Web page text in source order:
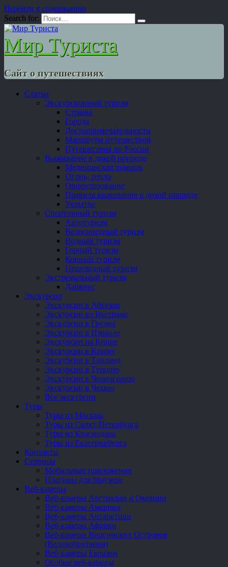
Перейти к содержанию
Search for:
Мир Туриста
Сайт о путешествиях
Статьи
Экскурсионный туризм
Страны
Города
Достопримечательности
Маршруты путешествий
Путешествия по России
Выживание в дикой природе
Медицинская помощь
Огонь, тепло
Ориентирование
Правила выживания в дикой природе
Укрытие
Спортивный туризм
Автотуризм
Велосипедный туризм
Водный туризм
Горный туризм
Конный туризм
Пешеходный туризм
Экстремальный туризм
Дайвинг
Экскурсии
Экскурсии в Абхазии
Экскурсии во Вьетнаме
Экскурсии в Грузии
Экскурсии в Израиле
Экскурсии на Кипре
Экскурсии в Крыму
Экскурсии в Таиланд
Экскурсии в Турцию
Экскурсии в Черногорию
Экскурсии в Чехию
Все экскурсии
Туры
Туры из Москвы
Туры из Санкт-Петербурга
Туры из Краснодара
Туры из Екатеринбурга
Контакты
Сервисы
Мобильные приложения
Плагины для браузера
Веб-камеры
Веб-камеры Австралии и Океании
Веб-камеры Америки
Веб-камеры Антарктики
Веб-камеры Африки
Веб-камеры Виргинских Островов
(Великобритания)
Веб-камеры Евразии
Особые веб-камеры